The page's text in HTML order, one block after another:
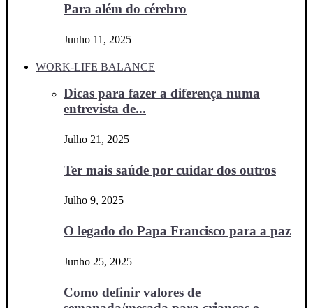
Para além do cérebro
Junho 11, 2025
WORK-LIFE BALANCE
Dicas para fazer a diferença numa
entrevista de...
Julho 21, 2025
Ter mais saúde por cuidar dos outros
Julho 9, 2025
O legado do Papa Francisco para a paz
Junho 25, 2025
Como definir valores de